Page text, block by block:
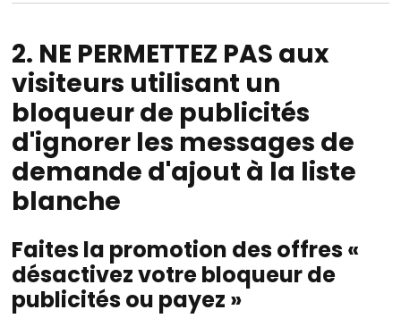
2. NE PERMETTEZ PAS aux
visiteurs utilisant un
bloqueur de publicités
d'ignorer les messages de
demande d'ajout à la liste
blanche
Faites la promotion des offres «
désactivez votre bloqueur de
publicités ou payez »